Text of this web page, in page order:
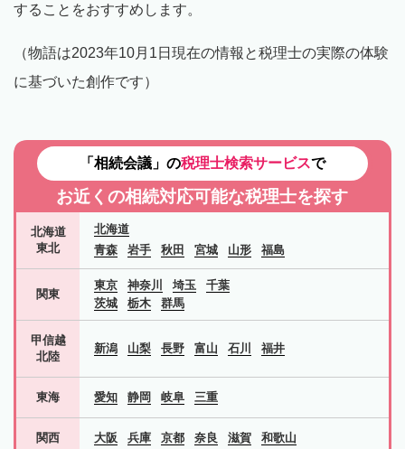
することをおすすめします。
（物語は2023年10月1日現在の情報と税理士の実際の体験
に基づいた創作です）
「相続会議」の税理士検索サービスで
お近くの相続対応可能な税理士を探す
北海道
東北
北海道
青森
岩手 秋田 宮城 山形 福島
関東
東京 神奈川 埼玉
千葉
茨城
栃木 群馬
甲信越
北陸
新潟 山梨 長野 富山 石川 福井
東海 愛知 静岡 岐阜 三重
関西 大阪 兵庫 京都 奈良 滋賀 和歌山